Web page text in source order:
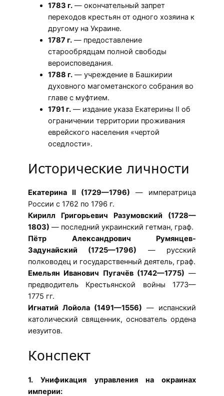
1783 г. — окончательный запрет
переходов крестьян от одного хозяина к
другому на Украине.
1787 г. — предоставление
старообрядцам полной свободы
вероисповедания.
1788 г. — учреждение в Башкирии
духовного магометанского собрания во
главе с муфтием.
1791 г. — издание указа Екатерины II об
ограничении территории проживания
еврейского населения «чертой
оседлости».
Исторические личности
Екатерина II (1729—1796) — императрица
России с 1762 по 1796 г.
Кирилл Григорьевич Разумовский (1728—
1803) — последний украинский гетман, граф.
Пётр Александрович Румянцев-
Задунайский (1725—1796) — русский
полководец и государственный деятель, граф.
Емельян Иванович Пугачёв (1742—1775) —
предводитель Крестьянской войны 1773—
1775 гг.
Игнатий Лойола (1491—1556) — испанский
католический священник, основатель ордена
иезуитов.
Конспект
1. Унификация управления на окраинах
империи: